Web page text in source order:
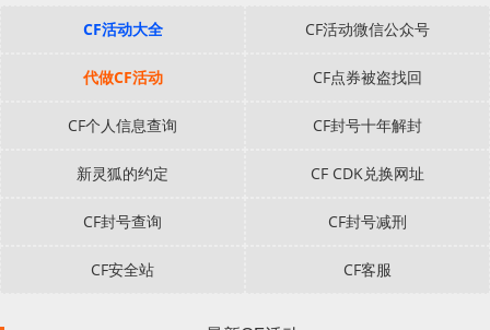
CF活动大全 CF活动微信公众号
代做CF活动 CF点券被盗找回
CF个人信息查询 CF封号十年解封
新灵狐的约定 CF CDK兑换网址
CF封号查询 CF封号减刑
CF安全站 CF客服